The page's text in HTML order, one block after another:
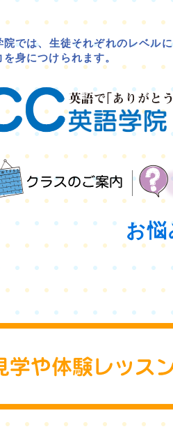
では、生徒それぞれのレベル
身につけられます。
お